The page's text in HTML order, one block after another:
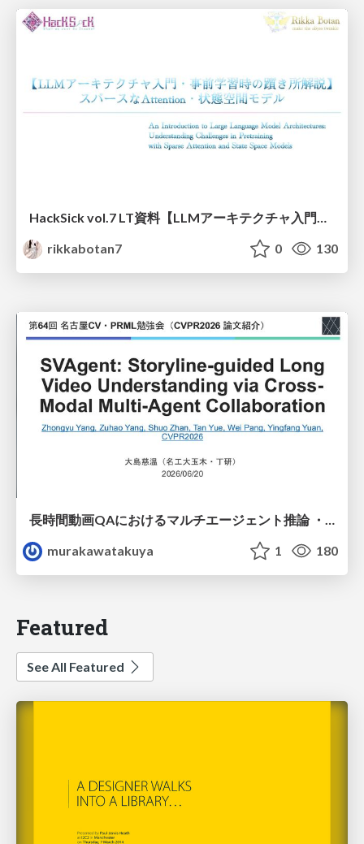
rikkabotan7
0 130
長時間動画QAにおけるマルチエージェント推論 ・SVAgent: Storyline-Guided Long Video Understanding via Cross-Modal Multi-Agent Collaboration
murakawatakuya
1 180
Featured
See All Featured